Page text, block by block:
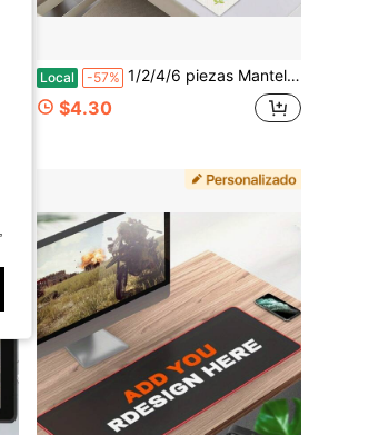
Local -57% 1/2/4/6 piezas Manteles individuales de Navidad personalizados con nombre/mensaje/fecha/texto, adecuados para familia y amigos, - Manteles de lino lavables con decoraciones personalizadas de dinosaurios y Navidad, juegos de mesa rectangulares para cocina y comedor (lavar a mano)
$4.30